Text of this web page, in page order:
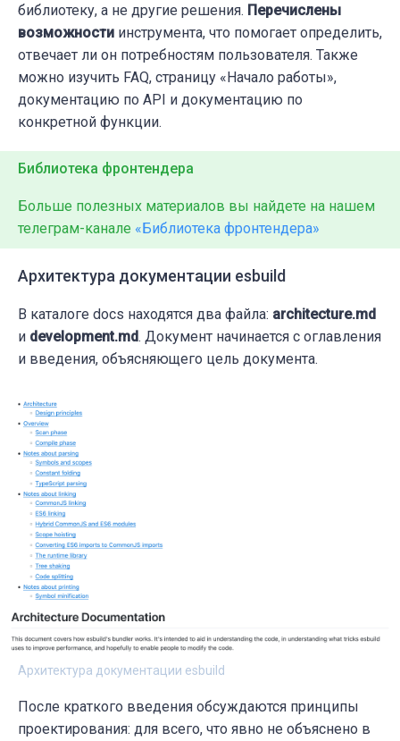
библиотеку, а не другие решения. Перечислены
возможности инструмента, что помогает определить,
отвечает ли он потребностям пользователя. Также
можно изучить FAQ, страницу «Начало работы»,
документацию по API и документацию по
конкретной функции.
Библиотека фронтендера
Больше полезных материалов вы найдете на нашем
телеграм-канале «Библиотека фронтендера»
Архитектура документации esbuild
В каталоге docs находятся два файла: architecture.md
и development.md. Документ начинается с оглавления
и введения, объясняющего цель документа.
Архитектура документации esbuild
После краткого введения обсуждаются принципы
проектирования: для всего, что явно не объяснено в